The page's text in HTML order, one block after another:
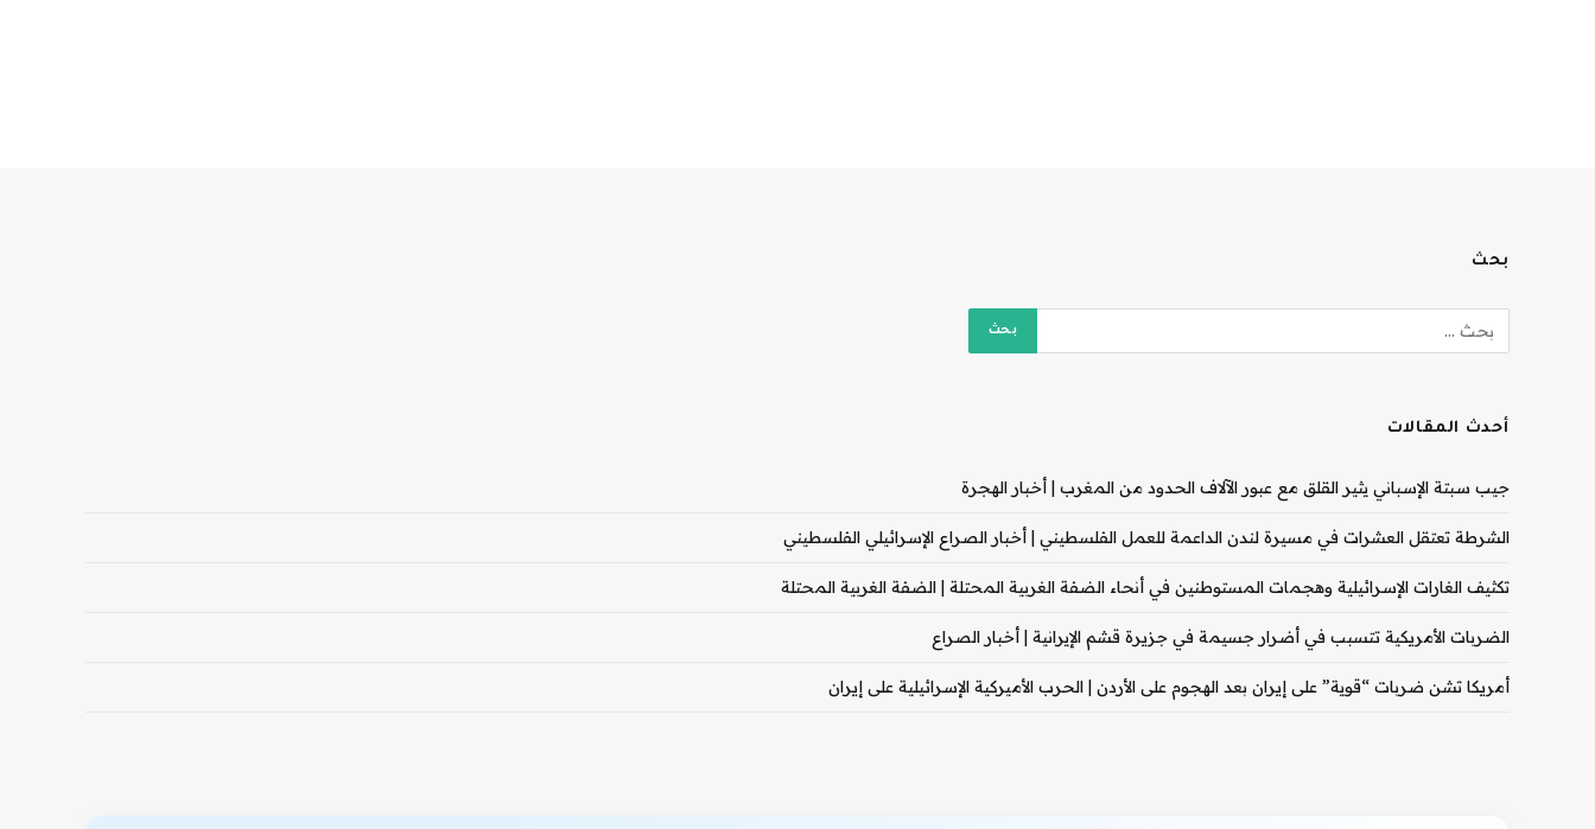
بحث
أحدث المقالات
جيب سبتة الإسباني يثير القلق مع عبور الآلاف الحدود من المغرب | أخبار الهجرة
الشرطة تعتقل العشرات في مسيرة لندن الداعمة للعمل الفلسطيني | أخبار الصراع الإسرائيلي الفلسطيني
تكثيف الغارات الإسرائيلية وهجمات المستوطنين في أنحاء الضفة الغربية المحتلة | الضفة الغربية المحتلة
الضربات الأمريكية تتسبب في أضرار جسيمة في جزيرة قشم الإيرانية | أخبار الصراع
أمريكا تشن ضربات “قوية” على إيران بعد الهجوم على الأردن | الحرب الأميركية الإسرائيلية على إيران